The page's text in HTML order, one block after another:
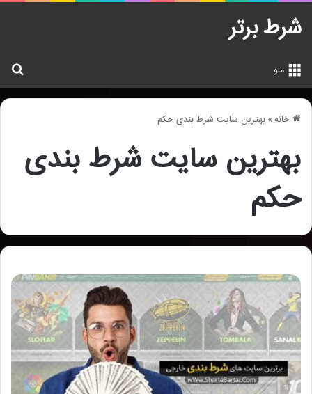
شرط برتر
منو
خانه»بهترین سایت شرط بندی حکم
بهترین سایت شرط بندی
حکم